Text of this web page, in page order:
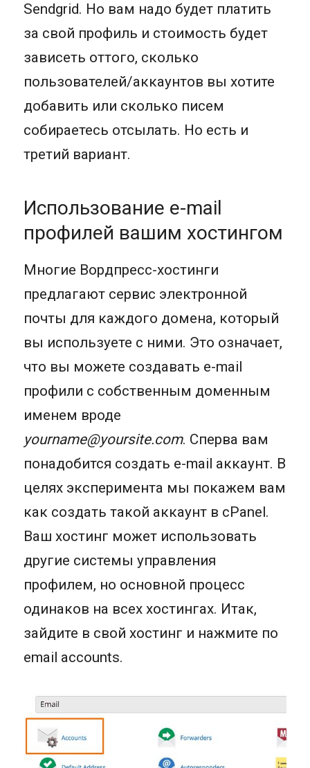
Sendgrid. Но вам надо будет платить
за свой профиль и стоимость будет
зависеть оттого, сколько
пользователей/аккаунтов вы хотите
добавить или сколько писем
собираетесь отсылать. Но есть и
третий вариант.
Использование e-mail
профилей вашим хостингом
Многие Вордпресс-хостинги
предлагают сервис электронной
почты для каждого домена, который
вы используете с ними. Это означает,
что вы можете создавать e-mail
профили с собственным доменным
именем вроде
yourname@yoursite.com. Сперва вам
понадобится создать e-mail аккаунт. В
целях эксперимента мы покажем вам
как создать такой аккаунт в cPanel.
Ваш хостинг может использовать
другие системы управления
профилем, но основной процесс
одинаков на всех хостингах. Итак,
зайдите в свой хостинг и нажмите по
email accounts.